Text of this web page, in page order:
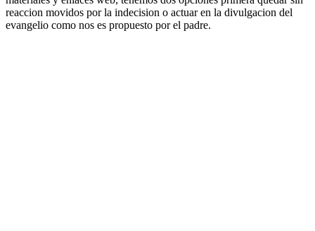
reaccion movidos por la indecision o actuar en la divulgacion del
evangelio como nos es propuesto por el padre.